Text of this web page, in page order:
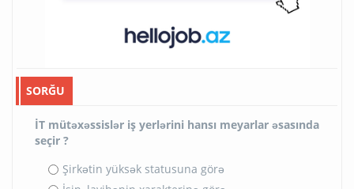
SORĞU
İT mütəxəssislər iş yerlərini hansı meyarlar əsasında
seçir ?
Şirkətin yüksək statusuna görə